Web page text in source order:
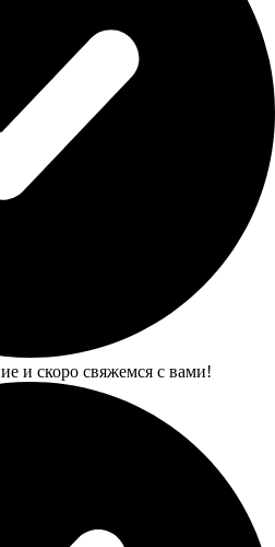
и скоро свяжемся с вами!